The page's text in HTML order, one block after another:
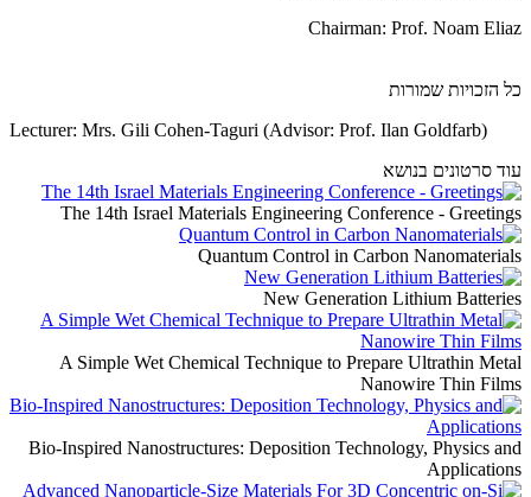
Chairman: Prof. Noam Eliaz
כל הזכויות שמורות
Lecturer: Mrs. Gili Cohen-Taguri (Advisor: Prof. Ilan Goldfarb)
עוד סרטונים בנושא
The 14th Israel Materials Engineering Conference - Greetings
Quantum Control in Carbon Nanomaterials
New Generation Lithium Batteries
A Simple Wet Chemical Technique to Prepare Ultrathin Metal
Nanowire Thin Films
Bio-Inspired Nanostructures: Deposition Technology, Physics and
Applications